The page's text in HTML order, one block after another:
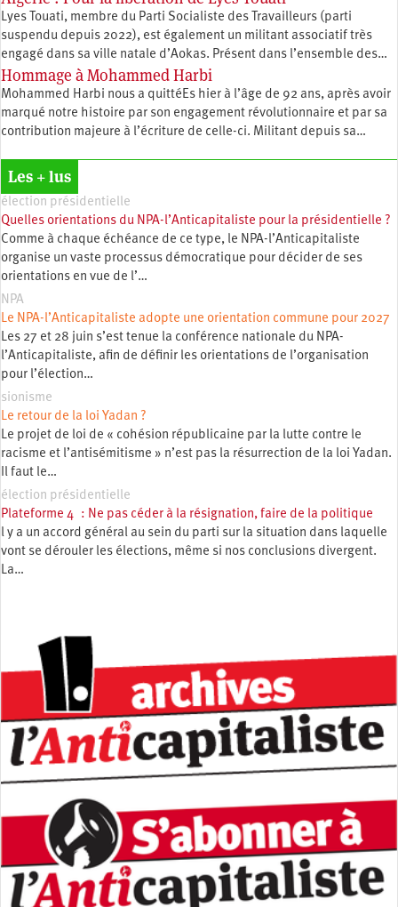
Lyes Touati, membre du Parti Socialiste des Travailleurs (parti
suspendu depuis 2022), est également un militant associatif très
engagé dans sa ville natale d’Aokas. Présent dans l’ensemble des…
Hommage à Mohammed Harbi
Mohammed Harbi nous a quittéEs hier à l’âge de 92 ans, après avoir
marqué notre histoire par son engagement révolutionnaire et par sa
contribution majeure à l’écriture de celle-ci. Militant depuis sa…
Les + lus
élection présidentielle
Quelles orientations du NPA-l’Anticapitaliste pour la présidentielle ?
Comme à chaque échéance de ce type, le NPA-l’Anticapitaliste
organise un vaste processus démocratique pour décider de ses
orientations en vue de l’…
NPA
Le NPA-l’Anticapitaliste adopte une orientation commune pour 2027
Les 27 et 28 juin s’est tenue la conférence nationale du NPA-
l’Anticapitaliste, afin de définir les orientations de l’organisation
pour l’élection…
sionisme
Le retour de la loi Yadan ?
Le projet de loi de « cohésion républicaine par la lutte contre le
racisme et l’antisémitisme » n’est pas la résurrection de la loi Yadan.
Il faut le…
élection présidentielle
Plateforme 4 : Ne pas céder à la résignation, faire de la politique
l y a un accord général au sein du parti sur la situation dans laquelle
vont se dérouler les élections, même si nos conclusions divergent.
La…